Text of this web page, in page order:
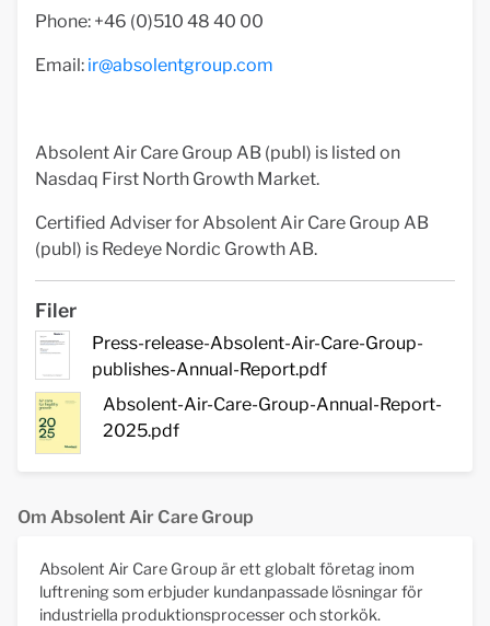
Phone: +46 (0)510 48 40 00
Email: ir@absolentgroup.com
Absolent Air Care Group AB (publ) is listed on
Nasdaq First North Growth Market.
Certified Adviser for Absolent Air Care Group AB
(publ) is Redeye Nordic Growth AB.
Filer
Press-release-Absolent-Air-Care-Group-
publishes-Annual-Report.pdf
Absolent-Air-Care-Group-Annual-Report-
2025.pdf
Om Absolent Air Care Group
Absolent Air Care Group är ett globalt företag inom
luftrening som erbjuder kundanpassade lösningar för
industriella produktionsprocesser och storkök.